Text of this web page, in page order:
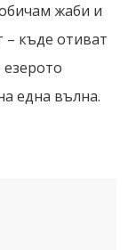
жаби и
– къде отиват
една вълна.